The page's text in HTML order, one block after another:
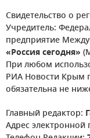
Свидетельство о
Учредитель:
предприятие
«Россия сегодня»
При любом
РИА Новости Крым
обязательна не
Главный редактор:
Адрес